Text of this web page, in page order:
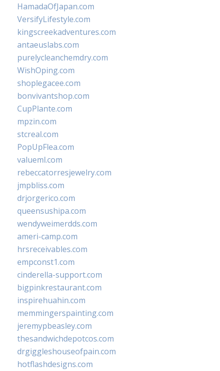
HamadaOfJapan.com
VersifyLifestyle.com
kingscreekadventures.com
antaeuslabs.com
purelycleanchemdry.com
WishOping.com
shoplegacee.com
bonvivantshop.com
CupPlante.com
mpzin.com
stcreal.com
PopUpFlea.com
valueml.com
rebeccatorresjewelry.com
jmpbliss.com
drjorgerico.com
queensushipa.com
wendyweimerdds.com
ameri-camp.com
hrsreceivables.com
empconst1.com
cinderella-support.com
bigpinkrestaurant.com
inspirehuahin.com
memmingerspainting.com
jeremypbeasley.com
thesandwichdepotcos.com
drgiggleshouseofpain.com
hotflashdesigns.com